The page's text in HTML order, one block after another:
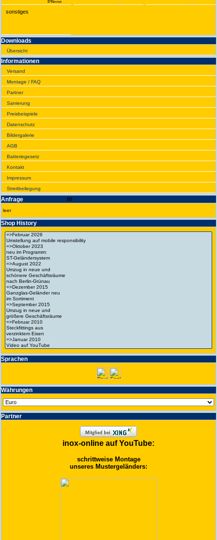
sonstiges
Downloads
Übersicht
Infor­ma­tionen
Versand
Montage / FAQ
Partner
Sanie­rung
Preis­beispiele
Daten­schutz
Bilder­galerie
AGB
Batte­rie­gesetz
Kontakt
Impres­sum
Streit­bei­legung
Anfrage
leer
Shop History
Spra­chen
Wäh­run­gen
Partner
inox-online auf YouTube:
schrittweise Montage
unseres Mustergeländers: